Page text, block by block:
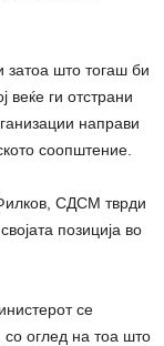
затоа што тогаш би
веќе ги отстрани
направи
соопштение.
СДСМ тврди
позиција во
се
со оглед на тоа што